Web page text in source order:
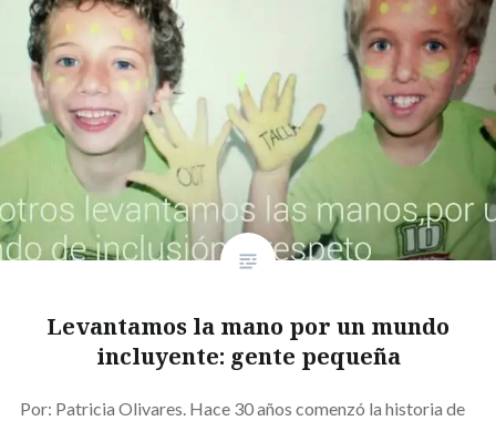
Levantamos la mano por un mundo
incluyente: gente pequeña
Por: Patricia Olivares. Hace 30 años comenzó la historia de